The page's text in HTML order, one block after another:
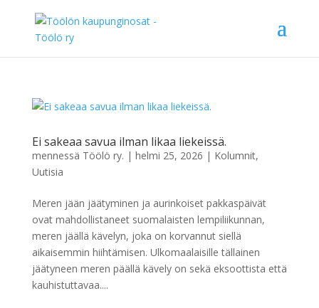
Ei sakeaa savua ilman likaa liekeissä.
mennessä Töölö ry. | helmi 25, 2026 | Kolumnit,
Uutisia
Meren jään jäätyminen ja aurinkoiset pakkaspäivät
ovat mahdollistaneet suomalaisten lempiliikunnan,
meren jäällä kävelyn, joka on korvannut siellä
aikaisemmin hiihtämisen. Ulkomaalaisille tällainen
jäätyneen meren päällä kävely on sekä eksoottista että
kauhistuttavaa....